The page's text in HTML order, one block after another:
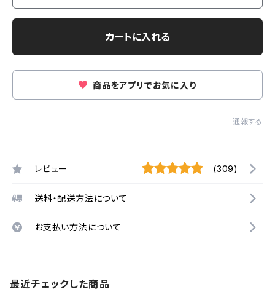
カートに入れる
商品をアプリでお気に入り
通報する
レビュー (309)
送料・配送方法について
お支払い方法について
最近チェックした商品